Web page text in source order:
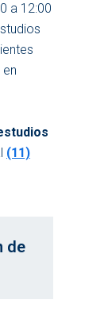
a 12:00
(11)
de